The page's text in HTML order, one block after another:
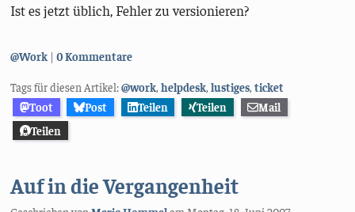
Ist es jetzt üblich, Fehler zu versionieren?
Kategorien:
@Work 0 Kommentare
Tags für diesen Artikel:@work,helpdesk,lustiges,ticket
Toot
Post Teilen Teilen
Mail
Teilen
Auf in die Vergangenheit